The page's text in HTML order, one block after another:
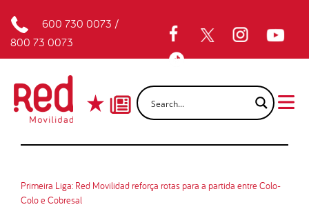
600 730 0073 /
800 73 0073
Primeira Liga: Red Movilidad reforça rotas para a partida entre Colo-
Colo e Cobresal